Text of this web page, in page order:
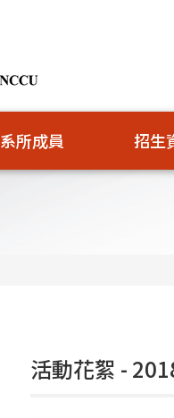
系所成員 招生
活動花絮 -